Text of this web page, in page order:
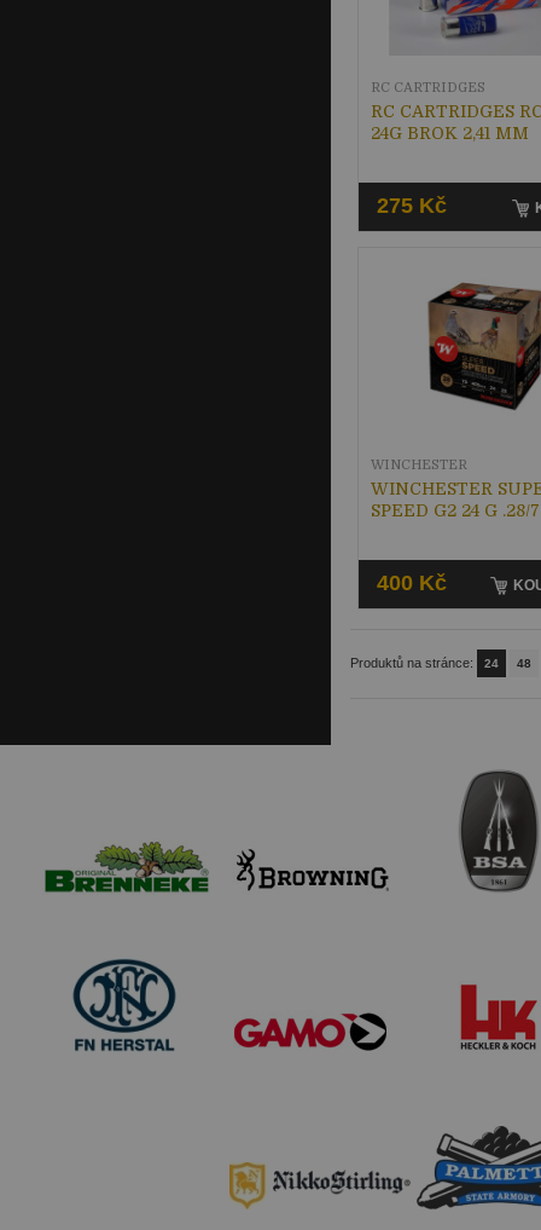
RC CARTRIDGES
24G BROK 2,41 MM
RC CARTRIDGES
275 Kč
WINCHESTER
SPEED G2 24 G .28/
WINCHESTER
400 Kč
Produktů na stránce: 24 48